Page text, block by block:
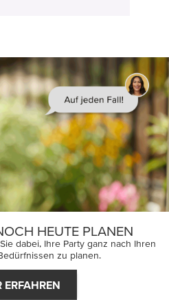
HEUTE PLANEN
dabei, Ihre Party ganz nach Ihren
zu planen.
ERFAHREN